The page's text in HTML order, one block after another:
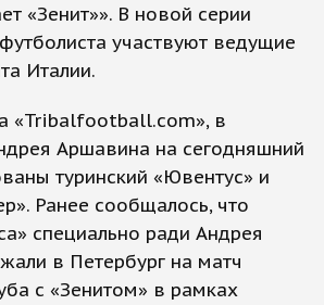
«Зенит»». В новой серии
участвуют ведущие
Италии.
«Tribalfootball.com», в
Аршавина на сегодняшний
туринский «Ювентус» и
Ранее сообщалось, что
специально ради Андрея
в Петербург на матч
с «Зенитом» в рамках